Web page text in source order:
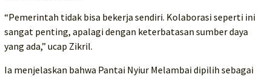
“Pemerintah tidak bisa bekerja sendiri. Kolaborasi seperti ini
sangat penting, apalagi dengan keterbatasan sumber daya
yang ada,” ucap Zikril.
Ia menjelaskan bahwa Pantai Nyiur Melambai dipilih sebagai